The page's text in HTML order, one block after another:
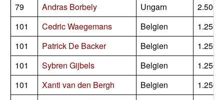
79
Andras Borbely Ungarn
2.500
101
Cedric Waegemans Belgien
1.250
101
Patrick De Backer Belgien
1.250
101
Sybren Gijbels Belgien
1.250
101
Xanti van den Bergh Belgien
1.250